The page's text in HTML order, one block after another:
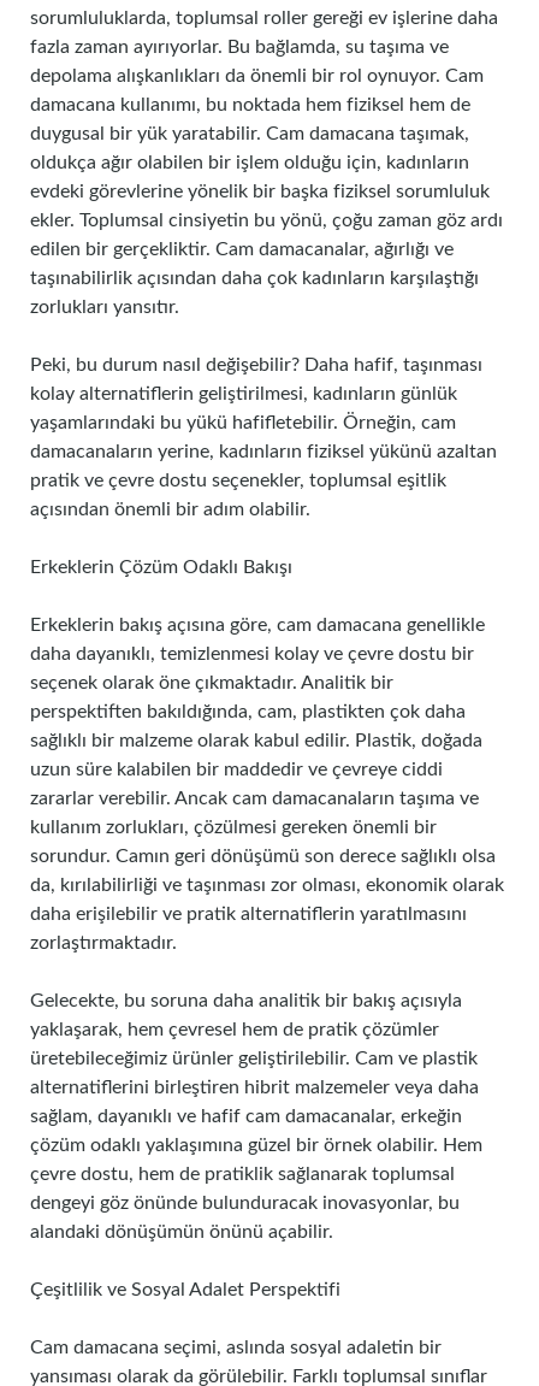
sorumluluklarda, toplumsal roller gereği ev işlerine daha
fazla zaman ayırıyorlar. Bu bağlamda, su taşıma ve
depolama alışkanlıkları da önemli bir rol oynuyor. Cam
damacana kullanımı, bu noktada hem fiziksel hem de
duygusal bir yük yaratabilir. Cam damacana taşımak,
oldukça ağır olabilen bir işlem olduğu için, kadınların
evdeki görevlerine yönelik bir başka fiziksel sorumluluk
ekler. Toplumsal cinsiyetin bu yönü, çoğu zaman göz ardı
edilen bir gerçekliktir. Cam damacanalar, ağırlığı ve
taşınabilirlik açısından daha çok kadınların karşılaştığı
zorlukları yansıtır.
Peki, bu durum nasıl değişebilir? Daha hafif, taşınması
kolay alternatiflerin geliştirilmesi, kadınların günlük
yaşamlarındaki bu yükü hafifletebilir. Örneğin, cam
damacanaların yerine, kadınların fiziksel yükünü azaltan
pratik ve çevre dostu seçenekler, toplumsal eşitlik
açısından önemli bir adım olabilir.
Erkeklerin Çözüm Odaklı Bakışı
Erkeklerin bakış açısına göre, cam damacana genellikle
daha dayanıklı, temizlenmesi kolay ve çevre dostu bir
seçenek olarak öne çıkmaktadır. Analitik bir
perspektiften bakıldığında, cam, plastikten çok daha
sağlıklı bir malzeme olarak kabul edilir. Plastik, doğada
uzun süre kalabilen bir maddedir ve çevreye ciddi
zararlar verebilir. Ancak cam damacanaların taşıma ve
kullanım zorlukları, çözülmesi gereken önemli bir
sorundur. Camın geri dönüşümü son derece sağlıklı olsa
da, kırılabilirliği ve taşınması zor olması, ekonomik olarak
daha erişilebilir ve pratik alternatiflerin yaratılmasını
zorlaştırmaktadır.
Gelecekte, bu soruna daha analitik bir bakış açısıyla
yaklaşarak, hem çevresel hem de pratik çözümler
üretebileceğimiz ürünler geliştirilebilir. Cam ve plastik
alternatiflerini birleştiren hibrit malzemeler veya daha
sağlam, dayanıklı ve hafif cam damacanalar, erkeğin
çözüm odaklı yaklaşımına güzel bir örnek olabilir. Hem
çevre dostu, hem de pratiklik sağlanarak toplumsal
dengeyi göz önünde bulunduracak inovasyonlar, bu
alandaki dönüşümün önünü açabilir.
Çeşitlilik ve Sosyal Adalet Perspektifi
Cam damacana seçimi, aslında sosyal adaletin bir
yansıması olarak da görülebilir. Farklı toplumsal sınıflar